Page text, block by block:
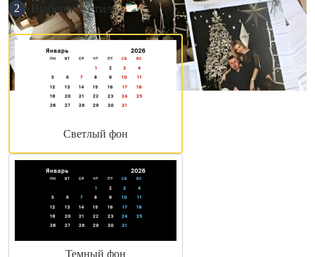
2 Выберите стиль
Светлый фон
Темный фон